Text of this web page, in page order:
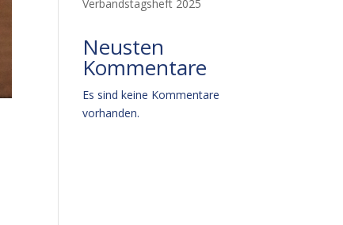
Verbandstagsheft 2025
Neusten
Kommentare
Es sind keine Kommentare
vorhanden.